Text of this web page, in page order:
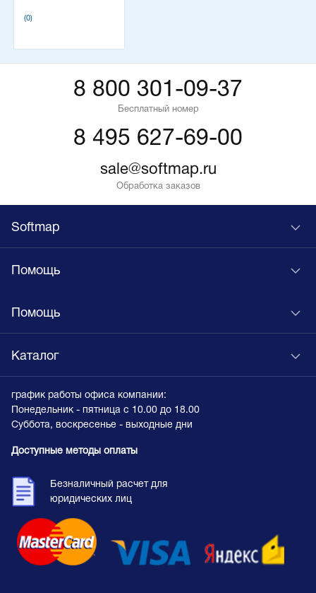
(0)
8 800 301-09-37
Бесплатный номер
8 495 627-69-00
sale@softmap.ru
Обработка заказов
Softmap
Помощь
Помощь
Каталог
график работы офиса компании:
Понедельник - пятница с 10.00 до 18.00
Суббота, воскресенье - выходные дни
Доступные методы оплаты
Безналичный расчет для
юридических лиц